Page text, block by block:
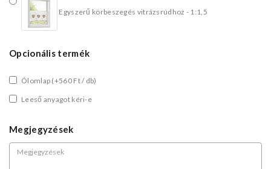
Egyszerű körbeszegés vitrázsrúdhoz - 1:1,5
Opcionális termék
Ólomlap (+560 Ft / db)
Leeső anyagot kéri-e
Megjegyzések